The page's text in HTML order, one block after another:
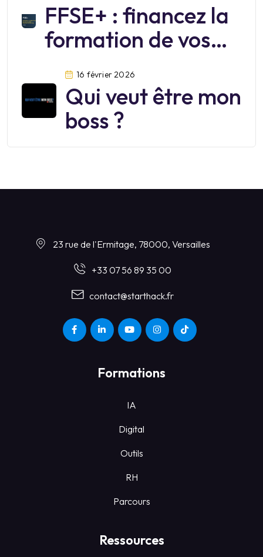
FFSE+ : financez la
formation de vos
salariés jusqu’au 30
juin 2026
16 février 2026
Qui veut être mon
boss ?
23 rue de l'Ermitage, 78000, Versailles
+33 07 56 89 35 00
contact@starthack.fr
Formations
IA
Digital
Outils
RH
Parcours
Ressources